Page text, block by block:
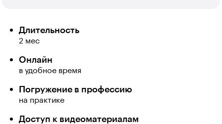
Длительность
2 мес
Онлайн
в удобное время
Погружение в профессию
на практике
Доступ к видеоматериалам